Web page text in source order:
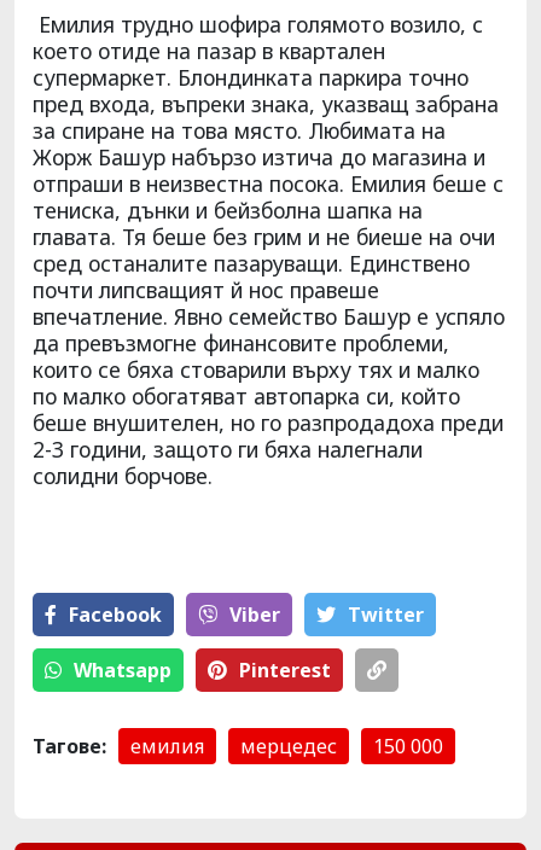
Емилия трудно шофира голямото возило, с
което отиде на пазар в квартален
супермаркет. Блондинката паркира точно
пред входа, въпреки знака, указващ забрана
за спиране на това място. Любимата на
Жорж Башур набързо изтича до магазина и
отпраши в неизвестна посока. Емилия беше с
тениска, дънки и бейзболна шапка на
главата. Тя беше без грим и не биеше на очи
сред останалите пазаруващи. Единствено
почти липсващият й нос правеше
впечатление. Явно семейство Башур е успяло
да превъзмогне финансовите проблеми,
които се бяха стоварили върху тях и малко
по малко обогатяват автопарка си, който
беше внушителен, но го разпродадоха преди
2-3 години, защото ги бяха налегнали
солидни борчове.
Facebook Viber Тwitter
Whatsapp Pinterest
Тагове: емилия мерцедес 150 000